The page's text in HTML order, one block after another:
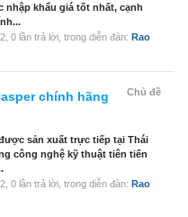
nhập khẩu giá tốt nhất, cạnh
, 0 lần trả lời, trong diễn đàn: Rao
Chủ đề
chính hãng
sản xuất trực tiếp tại Thái
công nghệ kỹ thuật tiên tiến
, 0 lần trả lời, trong diễn đàn: Rao